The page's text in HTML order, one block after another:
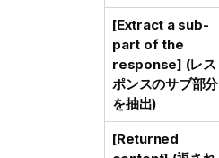
[Extract a sub-
part of the
response] (レス
ポンスのサブ部分
を抽出)
[Returned